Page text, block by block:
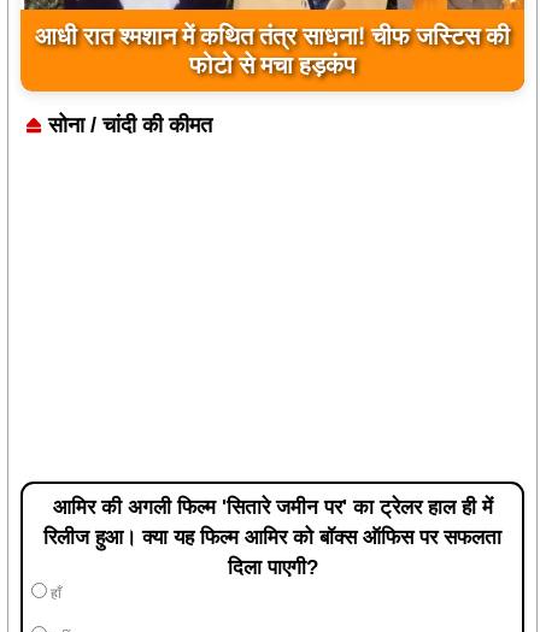
उप मुख्यमंत्री अरुण साव ने किया पौधारोपण, बोले-
हरियाली बढ़ेगी तो पर्यावरण भी होगा स्वस्थ और सुंदर
सोना / चांदी की कीमत
आमिर की अगली फिल्म 'सितारे जमीन पर' का ट्रेलर हाल ही में
रिलीज हुआ। क्या यह फिल्म आमिर को बॉक्स ऑफिस पर सफलता
दिला पाएगी?
हाँ